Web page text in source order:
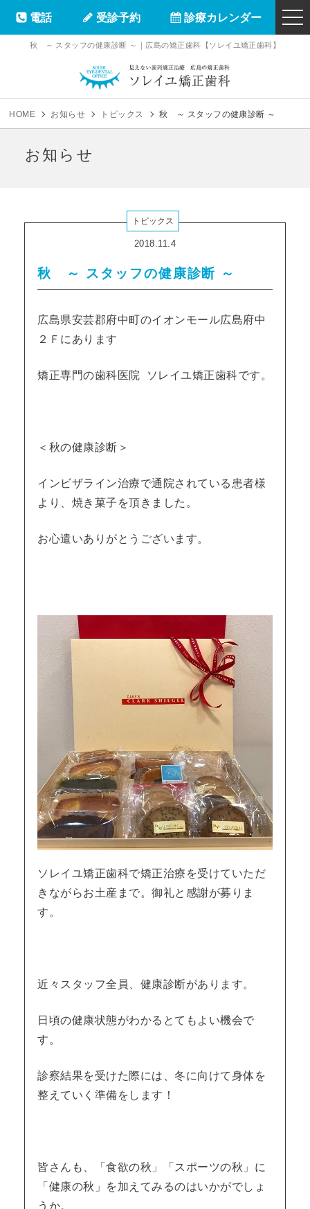
秋 ～ スタッフの健康診断 ～｜広島の矯正歯科【ソレイユ矯正歯科】
ソレイユ矯正
電話 受診予約 診療カレンダー
HOME お知らせ トピックス 秋 ～ スタッフの健康診断 ～
お知らせ
2018.11.4
トピックス
秋 ～ スタッフの健康診断 ～
広島県安芸郡府中町のイオンモール広島府中
２Ｆにあります
矯正専門の歯科医院 ソレイユ矯正歯科です。
＜秋の健康診断＞
インビザライン治療で通院されている患者様
より、焼き菓子を頂きました。
お心遣いありがとうございます。
ソレイユ矯正歯科で矯正治療を受けていただ
きながらお土産まで。御礼と感謝が募りま
す。
近々スタッフ全員、健康診断があります。
日頃の健康状態がわかるとてもよい機会で
す。
診察結果を受けた際には、冬に向けて身体を
整えていく準備をします！
皆さんも、「食欲の秋」「スポーツの秋」に
「健康の秋」を加えてみるのはいかがでしょ
うか。